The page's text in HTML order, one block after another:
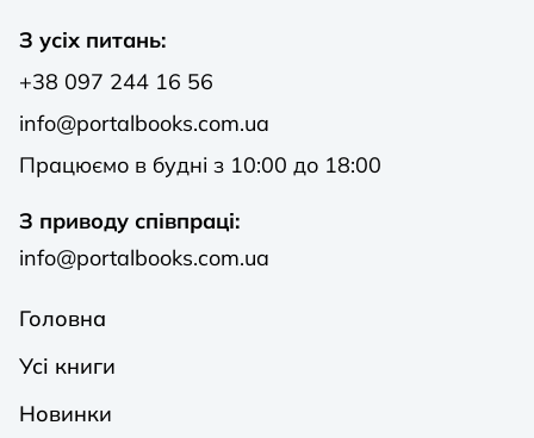
З усіх питань:
+38 097 244 16 56
info@portalbooks.com.ua
Працюємо в будні з 10:00 до 18:00
З приводу співпраці:
info@portalbooks.com.ua
Головна
Усі книги
Новинки